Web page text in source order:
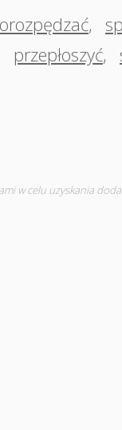
,
przepłoszyć,
w celu uzyskania